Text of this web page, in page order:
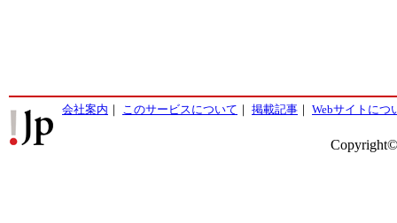
会社案内 ｜ このサービスについて ｜ 掲載記事 ｜ Webサイトにつ